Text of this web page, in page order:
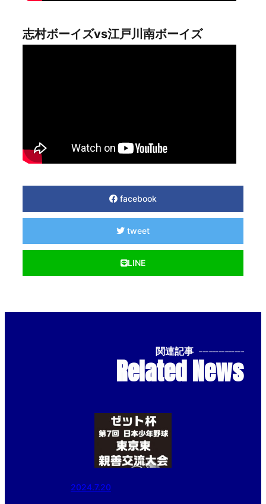
志村ボーイズvs江戸川南ボーイズ
facebook
tweet
LINE
関連記事 --------------
Related News
2024.7.20